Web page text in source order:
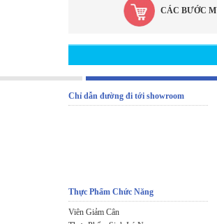
CÁC BƯỚC
Chỉ dẫn đường đi tới showroom
Thực Phẩm Chức Năng
Viên Giảm Cân